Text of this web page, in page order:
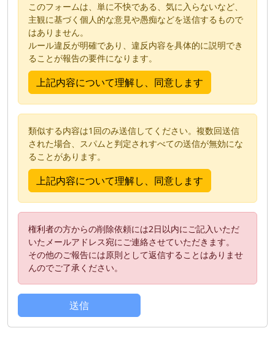
このフォームは、単に不快である、気に入らないなど、
主観に基づく個人的な意見や愚痴などを送信するもので
はありません。
ルール違反が明確であり、違反内容を具体的に説明でき
ることが報告の要件になります。
類似する内容は1回のみ送信してください。複数回送信
された場合、スパムと判定されすべての送信が無効にな
ることがあります。
権利者の方からの削除依頼には2日以内にご記入いただ
いたメールアドレス宛にご連絡させていただきます。
その他のご報告には原則として返信することはありませ
んのでご了承ください。